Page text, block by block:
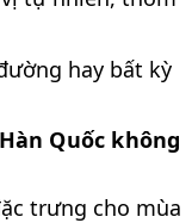
hay bất kỳ
Quốc không
trưng cho mùa